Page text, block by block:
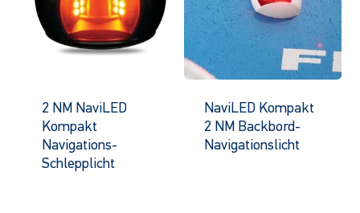
2 NM NaviLED
Kompakt
Navigations-
Schlepplicht
NaviLED Kompakt
2 NM Backbord-
Navigationslicht